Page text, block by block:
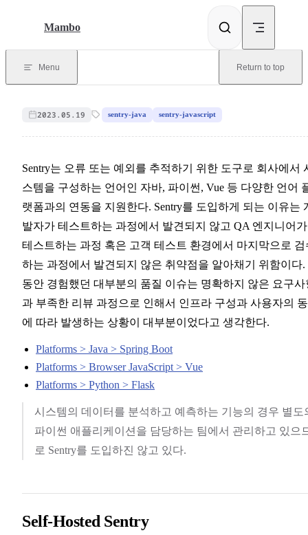
Mambo
Menu Return to top
2023.05.19 sentry-java sentry-javascript
Sentry는 오류 또는 예외를 추적하기 위한 도구로 회사에서
스템을 구성하는 언어인 자바, 파이썬, Vue 등 다양한 언어
랫폼과의 연동을 지원한다. Sentry를 도입하게 되는 이유는
발자가 테스트하는 과정에서 발견되지 않고 QA 엔지니어가
테스트하는 과정 혹은 고객 테스트 환경에서 마지막으로 검
하는 과정에서 발견되지 않은 취약점을 알아채기 위함이다.
동안 경험했던 대부분의 품질 이슈는 명확하지 않은 요구사
과 부족한 리뷰 과정으로 인해서 인프라 구성과 사용자의
에 따라 발생하는 상황이 대부분이었다고 생각한다.
Platforms > Java > Spring Boot
Platforms > Browser JavaScript > Vue
Platforms > Python > Flask
시스템의 데이터를 분석하고 예측하는 기능의 경우 별도
파이썬 애플리케이션을 담당하는 팀에서 관리하고 있으
로 Sentry를 도입하진 않고 있다.
Self-Hosted Sentry